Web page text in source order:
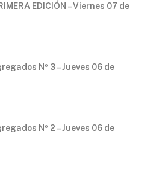
EDICIÓN – Viernes 07 de
Nº 3 – Jueves 06 de
Nº 2 – Jueves 06 de